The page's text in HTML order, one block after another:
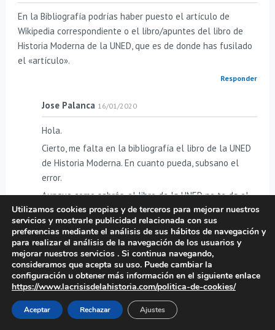
En la Bibliografía podrías haber puesto el artículo de
Wikipedia correspondiente o el libro/apuntes del libro de
Historia Moderna de la UNED, que es de donde has fusilado
el «artículo».
Responder
Jose Palanca 16/01/2020
Hola.
Cierto, me falta en la bibliografía el libro de la UNED
de Historia Moderna. En cuanto pueda, subsano el
error.
Aunque como sabrás, el libro de la UNED no te da el
desarrollo del tema, así que es difícil que pasar de
120 palabras a 2775 sea fusilar. Pero bueno, es
verdad que el libro te da un esquema previo. Con este
y los libros mencionados redacté en su día mis
apuntes propios y de ahí saqué después el contenido
que pretendía contar en la web ya que era un tema
interesante.
Pero sí es verdad que el contenido es mejorable. Lo sé
Utilizamos cookies propias y de terceros para mejorar nuestros
servicios y mostrarle publicidad relacionada con sus
preferencias mediante el análisis de sus hábitos de navegación y
para realizar el análisis de la navegación de los usuarios y
mejorar nuestros servicios . Si continua navegando,
consideramos que acepta su uso. Puede cambiar la
configuración u obtener más información en el siguiente enlace
https://www.lacrisisdelahistoria.com/politica-de-cookies/
Aceptar Rechazar Ajustes